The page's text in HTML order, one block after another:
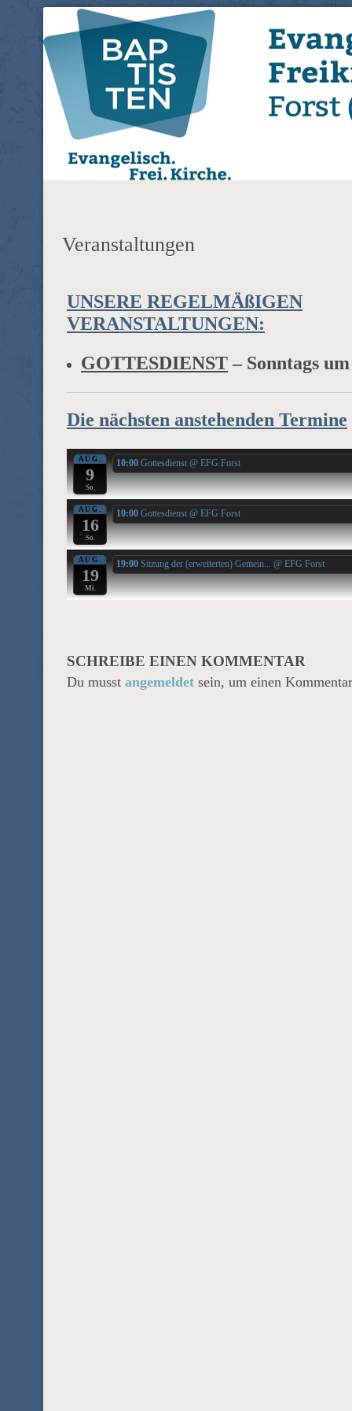
Evangelisch-Freikirchliche
(Lausitz)
EFG Forst (Lausitz)
Veranstaltungen
UNSERE REGELMÄßIGEN
VERANSTALTUNGEN:
GOTTESDIENST– Sonntags
Die nächsten anstehenden Termine
AUG.
9
So.
10:00Gottesdienst@ EFG Forst
AUG.
16
So.
10:00Gottesdienst@ EFG Forst
AUG.
19
Mi.
19:00Sitzung der (erweiterten) Gemein...@ EFG Forst
SCHREIBE EINEN KOMMENTAR
Du musst angemeldet sein, um einen